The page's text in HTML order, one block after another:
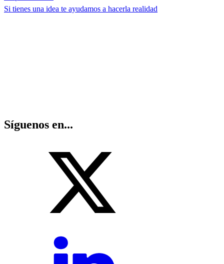
Si tienes una idea te ayudamos a hacerla realidad
Síguenos en...